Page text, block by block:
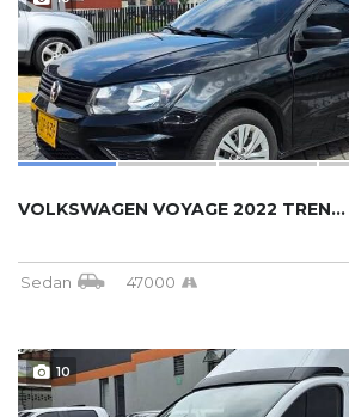
VOLKSWAGEN VOYAGE 2022 TRENDLINE...
Sedan 47000
10